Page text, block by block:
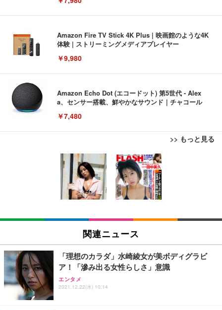
Amazon Fire TV Stick 4K Plus | 映画館のような4K
体験 | ストリーミングメディアプレイヤー
￥9,980
Amazon Echo Dot (エコードット) 第5世代 - Alex
a、センサー搭載、鮮やかなサウンド｜チャコール
￥7,480
>> もっと見る
[EdoErgo] オフィスチェア 椅子 テレワーク 疲れな
い 跳ね上げ式アームレスト コンパクト 約105度ロッ
キング pc 事務椅子 360度回転 座面昇降 強化ナイロ
ン樹脂ベース 通気性メッシュ 在宅ワーク H-WY01
(黒網+黒枠+黒足)
￥5,699
SIHOO B100 オフィスチェア／デスクチェア メッシ
ュチェア 人間工学 疲れない ブラック
￥27,999
Sezlife オフィスチェア デスクチェア 疲れない テレ
ワーク チェア 強化バックレスト 30度ロッキング機
能 人間工学 椅子 腰サポート 90度跳ね上げ式アーム
EIZO ビジネス向けプレミアムモニター | FlexScan
EV3240X-WT | 31.5型4K UHD・USB Type-C・ホワ
イト
￥105,595
EIZO ビジネス向けプレミアムモニター | FlexScan
￥109,572
【純正品】27"ゲーミングモニター DualSense 充電
フック付き（CFI-ZDM1J）
Amazonベーシック ペットシーツ 薄型 レギュラー 1
回使い捨て 無香料 ホワイト 300枚
￥3,373
Amazonベーシック ペットシーツ 厚型 ワイド 42枚
x2袋(84枚) ホワイト(吸収面:ライトブルー)
￥3,234
ネオ・ルーライフ ネオ・オムツ L 中型犬用 26枚入
り 単品
関連ニュース
「理想のカラダ」水崎綾女が美ボディグラビ
ア！「滲み出る女性らしさ」意識
エンタメ
2021.12.22(水) 10:14